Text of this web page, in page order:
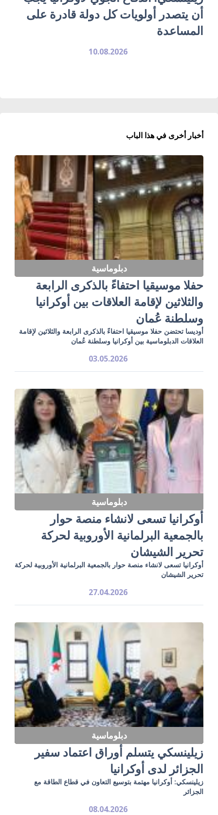
أن يتصدر أولويات كل دولة قادرة على
المساعدة
10.08.2026
أخبار أخرى في هذا الباب
دبلوماسية
حفلا موسيقيا احتفاءً بالذكرى الرابعة
والثلاثين لإقامة العلاقات بين أوكرانيا
وسلطنة عُمان
أوديسا تحتضن حفلا موسيقيا احتفاءً بالذكرى الرابعة والثلاثين لإقامة
العلاقات الدبلوماسية بين أوكرانيا وسلطنة عُمان
03.05.2026
دبلوماسية
أوكرانيا تسعى لانشاء منصة حوار
بالجمعية البرلمانية الأوروبية لحركة
تحرير الشيشان
أوكرانيا تسعى لانشاء منصة حوار بالجمعية البرلمانية الأوروبية لحركة
تحرير الشيشان
27.04.2026
دبلوماسية
زيلينسكي يتسلم أوراق اعتماد سفير
الجزائر لدى أوكرانيا
زيلينسكي: أوكرانيا مهتمة بتوسيع التعاون في قطاع الطاقة مع
الجزائر
08.04.2026